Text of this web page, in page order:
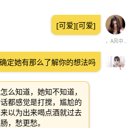
，A风中的云
[可爱][可爱]
定她有那么了解你的想法吗
么知道，她知不知道，
都感觉是打搅，尴尬的
以为出来喝点酒就过去
，愁更愁。